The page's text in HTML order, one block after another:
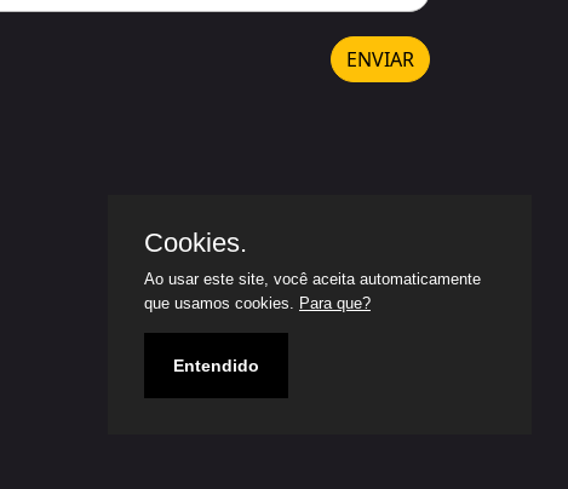
ENVIAR
Cookies.
Ao usar este site, você aceita automaticamente
que usamos cookies. Para que?
Entendido